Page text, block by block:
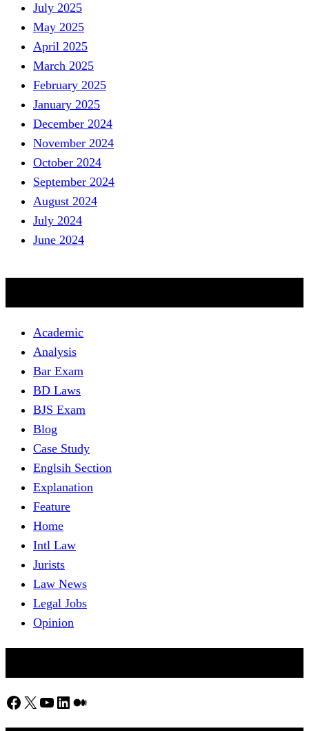
July 2025
May 2025
April 2025
March 2025
February 2025
January 2025
December 2024
November 2024
October 2024
September 2024
August 2024
July 2024
June 2024
Academic
Analysis
Bar Exam
BD Laws
BJS Exam
Blog
Case Study
Englsih Section
Explanation
Feature
Home
Intl Law
Jurists
Law News
Legal Jobs
Opinion
Facebook
X YouTube
LinkedIn
Medium